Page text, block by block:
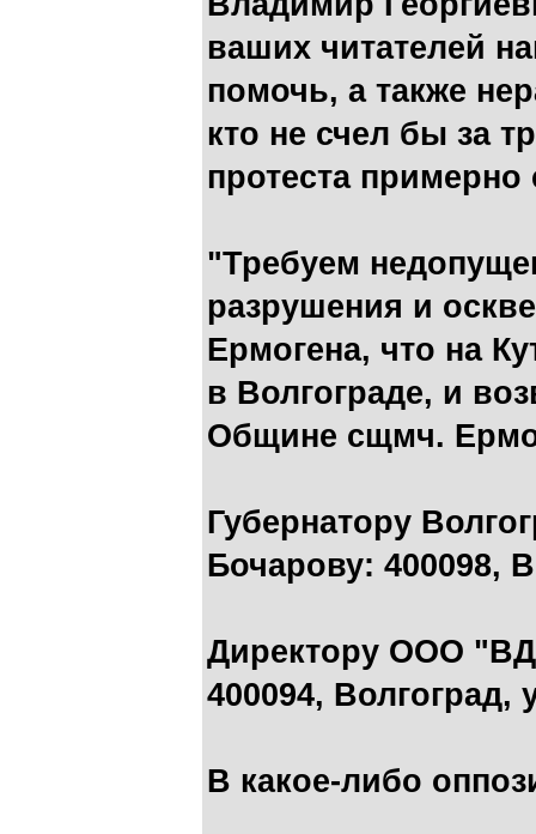
ваших читателей
помочь, а также
кто не счел бы за
протеста
"Требуем
разрушения и
Ермогена, что на
в Волгограде, и
Общине сщмч.
Губернатору
Бочарову: 400098,
Директору ООО
400094, Волгоград,
В какое-либо